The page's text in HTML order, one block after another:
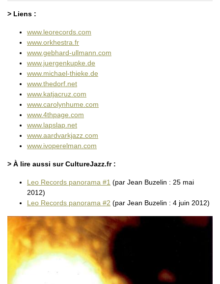
> Liens :
www.leorecords.com
www.orkhestra.fr
www.gebhard-ullmann.com
www.juergenkupke.de
www.michael-thieke.de
www.thedorf.net
www.katjacruz.com
www.carolynhume.com
www.4thpage.com
www.lapslap.net
www.aardvarkjazz.com
www.ivoperelman.com
> À lire aussi sur CultureJazz.fr :
Leo Records panorama #1 (par Jean Buzelin : 25 mai
2012)
Leo Records panorama #2 (par Jean Buzelin : 4 juin 2012)